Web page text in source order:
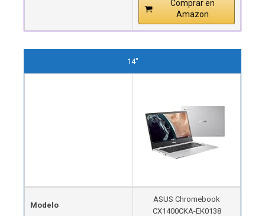
Comprar en
Amazon
14"
Modelo
ASUS Chromebook
CX1400CKA-EK0138